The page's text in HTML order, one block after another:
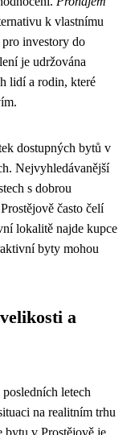
k vlastnímu
investory do
je udržována
lidí a rodin, které
dostupných bytů v
Nejvyhledávanější
s dobrou
často čelí
lokalitě najde kupce
byty mohou
a
posledních letech
na realitním trhu
bytu v Prostějově je